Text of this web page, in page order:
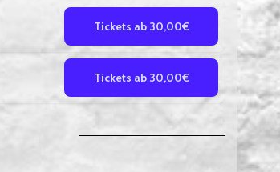
Tickets ab 30,00€
Tickets ab 30,00€